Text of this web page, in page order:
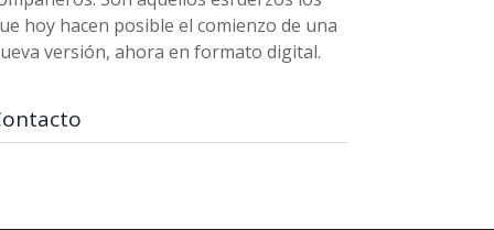
hoy hacen posible el comienzo de una
versión, ahora en formato digital.